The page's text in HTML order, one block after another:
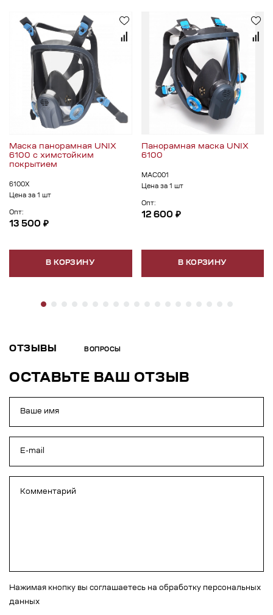
Маска панорамная UNIX
6100 с химстойким
покрытием
6100Х
Цена за 1 шт
Опт:
13 500 ₽
В КОРЗИНУ
Панорамная маска UNIX
6100
МАС001
Цена за 1 шт
Опт:
12 600 ₽
В КОРЗИНУ
ОТЗЫВЫ ВОПРОСЫ
ОСТАВЬТЕ ВАШ ОТЗЫВ
Нажимая кнопку вы соглашаетесь на обработку персональных
данных